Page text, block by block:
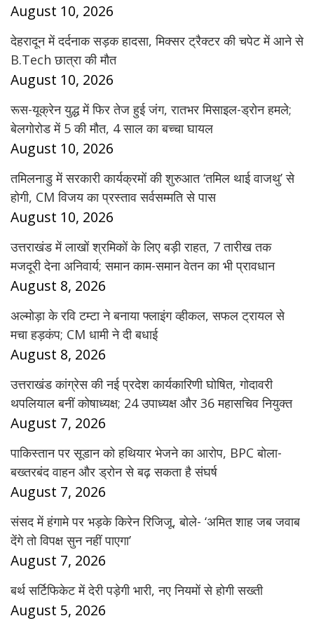
August 10, 2026
देहरादून में दर्दनाक सड़क हादसा, मिक्सर ट्रैक्टर की चपेट में आने से
B.Tech छात्रा की मौत
August 10, 2026
रूस-यूक्रेन युद्ध में फिर तेज हुई जंग, रातभर मिसाइल-ड्रोन हमले;
बेलगोरोड में 5 की मौत, 4 साल का बच्चा घायल
August 10, 2026
तमिलनाडु में सरकारी कार्यक्रमों की शुरुआत ‘तमिल थाई वाजथु’ से
होगी, CM विजय का प्रस्ताव सर्वसम्मति से पास
August 10, 2026
उत्तराखंड में लाखों श्रमिकों के लिए बड़ी राहत, 7 तारीख तक
मजदूरी देना अनिवार्य; समान काम-समान वेतन का भी प्रावधान
August 8, 2026
अल्मोड़ा के रवि टम्टा ने बनाया फ्लाइंग व्हीकल, सफल ट्रायल से
मचा हड़कंप; CM धामी ने दी बधाई
August 8, 2026
उत्तराखंड कांग्रेस की नई प्रदेश कार्यकारिणी घोषित, गोदावरी
थपलियाल बनीं कोषाध्यक्ष; 24 उपाध्यक्ष और 36 महासचिव नियुक्त
August 7, 2026
पाकिस्तान पर सूडान को हथियार भेजने का आरोप, BPC बोला-
बख्तरबंद वाहन और ड्रोन से बढ़ सकता है संघर्ष
August 7, 2026
संसद में हंगामे पर भड़के किरेन रिजिजू, बोले- ‘अमित शाह जब जवाब
देंगे तो विपक्ष सुन नहीं पाएगा’
August 7, 2026
बर्थ सर्टिफिकेट में देरी पड़ेगी भारी, नए नियमों से होगी सख्ती
August 5, 2026